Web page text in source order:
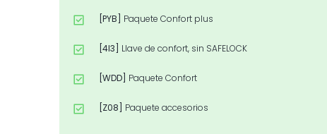
[PYB] Paquete Confort plus
[4I3] Llave de confort, sin SAFELOCK
[WDD] Paquete Confort
[Z08] Paquete accesorios